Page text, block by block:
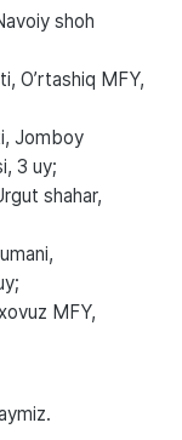
shoh
Oʼrtashiq MFY,
Jomboy
3 uy;
shahar,
MFY,